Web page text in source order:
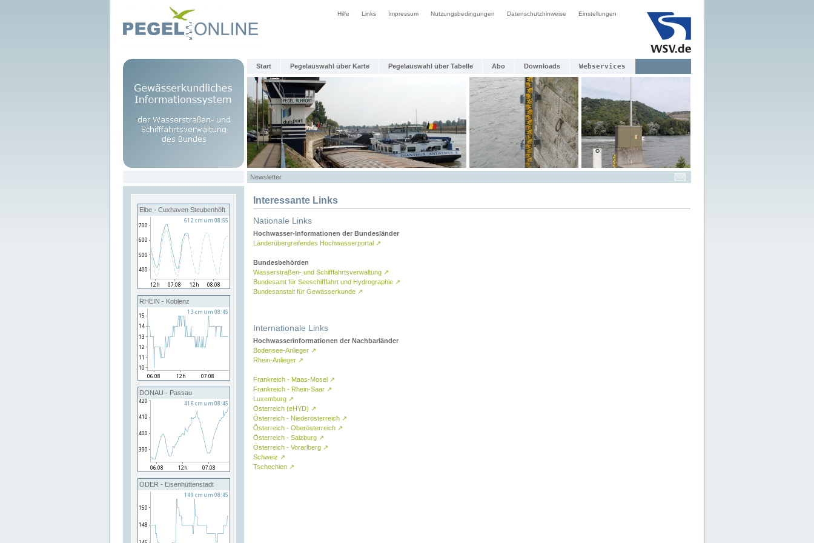
Hilfe Links Impressum Nutzungsbedingungen Datenschutzhinweise Einstellungen
Start Pegelauswahl über Karte Pegelauswahl über Tabelle Abo Downloads Webservices
Newsletter
Elbe - Cuxhaven Steubenhöft
RHEIN - Koblenz
DONAU - Passau
ODER - Eisenhüttenstadt
Interessante Links
Nationale Links
Hochwasser-Informationen der Bundesländer
Länderübergreifendes Hochwasserportal ↗
Bundesbehörden
Wasserstraßen- und Schifffahrtsverwaltung ↗
Bundesamt für Seeschifffahrt und Hydrographie ↗
Bundesanstalt für Gewässerkunde ↗
Internationale Links
Hochwasserinformationen der Nachbarländer
Bodensee-Anlieger ↗
Rhein-Anlieger ↗
Frankreich - Maas-Mosel ↗
Frankreich - Rhein-Saar ↗
Luxemburg ↗
Österreich (eHYD) ↗
Österreich - Niederösterreich ↗
Österreich - Oberösterreich ↗
Österreich - Salzburg ↗
Österreich - Vorarlberg ↗
Schweiz ↗
Tschechien ↗